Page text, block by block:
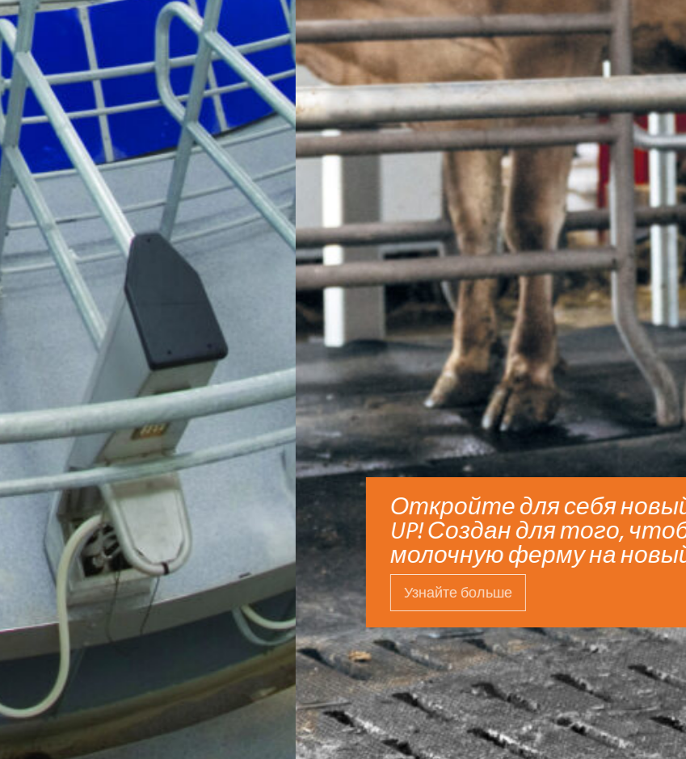
Откройте для себя новый доильный робот Gemini
UP! Создан для того, чтобы вывести вашу
молочную ферму на новый уровень!
Узнайте больше